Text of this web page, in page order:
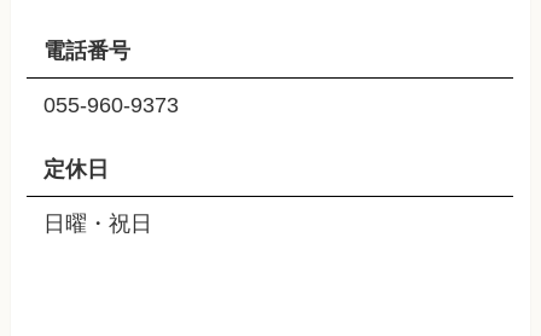
電話番号
055-960-9373
定休日
日曜・祝日